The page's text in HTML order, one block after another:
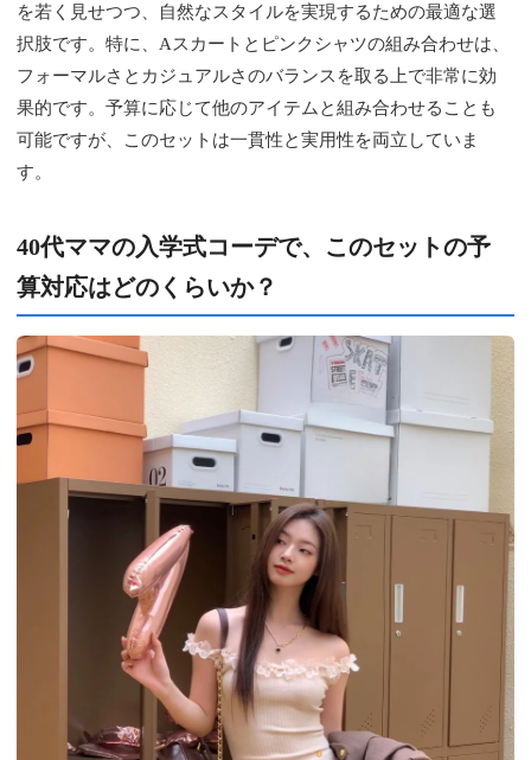
を若く見せつつ、自然なスタイルを実現するための最適な選
択肢です。特に、Aスカートとピンクシャツの組み合わせは、
フォーマルさとカジュアルさのバランスを取る上で非常に効
果的です。予算に応じて他のアイテムと組み合わせることも
可能ですが、このセットは一貫性と実用性を両立していま
す。
40代ママの入学式コーデで、このセットの予
算対応はどのくらいか？